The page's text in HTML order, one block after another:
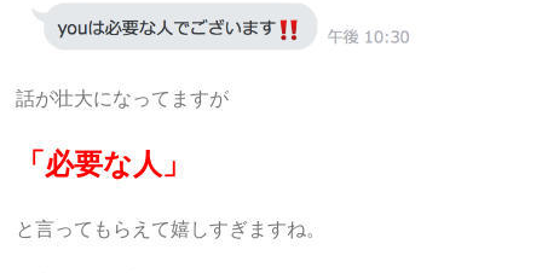
話が壮大になってますが
「必要な人」
と言ってもらえて嬉しすぎますね。